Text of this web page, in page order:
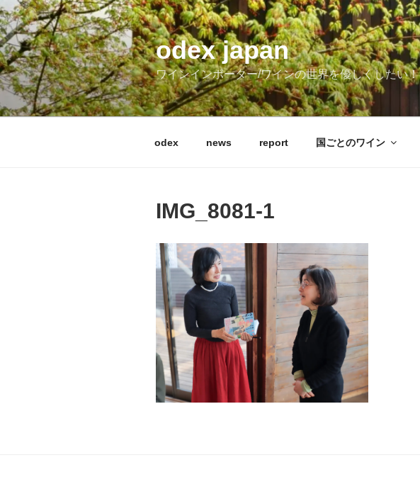
コ
ン
テ
ン
ツ
へ
ス
odex japan
ワインインポーター/ワインの世界を優しくしたい！
odex news report 国ごとのワイン
IMG_8081-1